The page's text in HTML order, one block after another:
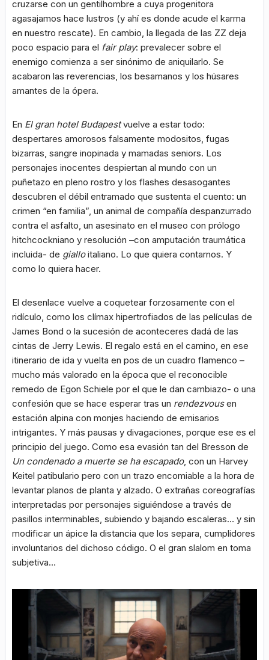
cruzarse con un gentilhombre a cuya progenitora
agasajamos hace lustros (y ahí es donde acude el karma
en nuestro rescate). En cambio, la llegada de las ZZ deja
poco espacio para el fair play: prevalecer sobre el
enemigo comienza a ser sinónimo de aniquilarlo. Se
acabaron las reverencias, los besamanos y los húsares
amantes de la ópera.
En El gran hotel Budapestvuelve a estar todo:
despertares amorosos falsamente modositos, fugas
bizarras, sangre inopinada y mamadas seniors. Los
personajes inocentes despiertan al mundo con un
puñetazo en pleno rostro y los flashes desasogantes
descubren el débil entramado que sustenta el cuento: un
crimen “en familia”, un animal de compañía despanzurrado
contra el asfalto, un asesinato en el museo con prólogo
hitchcockniano y resolución –con amputación traumática
incluida- de gialloitaliano. Lo que quiera contarnos. Y
como lo quiera hacer.
El desenlace vuelve a coquetear forzosamente con el
ridículo, como los clímax hipertrofiados de las películas de
James Bond o la sucesión de aconteceres dadá de las
cintas de Jerry Lewis. El regalo está en el camino, en ese
itinerario de ida y vuelta en pos de un cuadro flamenco –
mucho más valorado en la época que el reconocible
remedo de Egon Schiele por el que le dan cambiazo- o una
confesión que se hace esperar tras un rendezvousen
estación alpina con monjes haciendo de emisarios
intrigantes. Y más pausas y divagaciones, porque ese es el
principio del juego. Como esa evasión tan del Bresson de
Un condenado a muerte se ha escapado, con un Harvey
Keitel patibulario pero con un trazo encomiable a la hora de
levantar planos de planta y alzado. O extrañas coreografías
interpretadas por personajes siguiéndose a través de
pasillos interminables, subiendo y bajando escaleras… y sin
modificar un ápice la distancia que los separa, cumplidores
involuntarios del dichoso código. O el gran slalom en toma
subjetiva…